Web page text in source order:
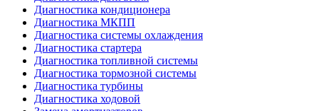
Диагностика кондиционера
Диагностика МКПП
Диагностика системы охлаждения
Диагностика стартера
Диагностика топливной системы
Диагностика тормозной системы
Диагностика турбины
Диагностика ходовой